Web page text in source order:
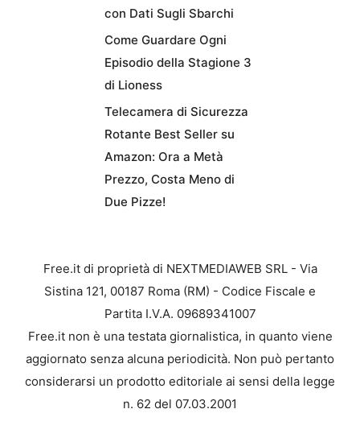
con Dati Sugli Sbarchi
Come Guardare Ogni
Episodio della Stagione 3
di Lioness
Telecamera di Sicurezza
Rotante Best Seller su
Amazon: Ora a Metà
Prezzo, Costa Meno di
Due Pizze!
Free.it di proprietà di NEXTMEDIAWEB SRL - Via
Sistina 121, 00187 Roma (RM) - Codice Fiscale e
Partita I.V.A. 09689341007
Free.it non è una testata giornalistica, in quanto viene
aggiornato senza alcuna periodicità. Non può pertanto
considerarsi un prodotto editoriale ai sensi della legge
n. 62 del 07.03.2001